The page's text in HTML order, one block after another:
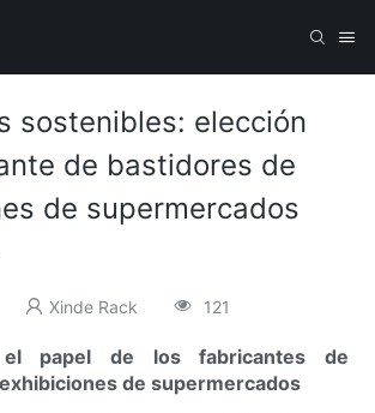
sostenibles: elección
de bastidores de
de supermercados
Xinde Rack 121
el papel de los fabricantes de
de supermercados